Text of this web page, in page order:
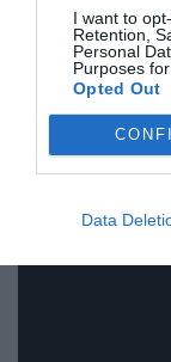
I want to
Retention,
Personal
Purposes
Opted Out
Data
neizobražen
Melanie, ki
Jugoslavije".
Bela hiša se